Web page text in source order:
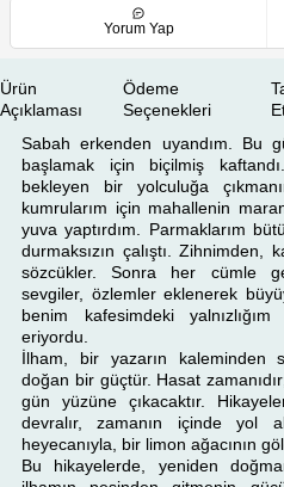
Yorum Yap
Ürün
Açıklaması
Ödeme
Seçenekleri
Sabah erkenden uyandım. Bu
başlamak için biçilmiş
bekleyen bir yolculuğa
kumrularım için mahallenin
yuva yaptırdım. Parmaklarım
durmaksızın çalıştı. Zihnimden,
sözcükler. Sonra her cümle
sevgiler, özlemler eklenerek
benim kafesimdeki
eriyordu.
İlham, bir yazarın kaleminden
doğan bir güçtür. Hasat
gün yüzüne çıkacaktır.
devralır, zamanın içinde yol
heyecanıyla, bir limon ağacının
Bu hikayelerde, yeniden